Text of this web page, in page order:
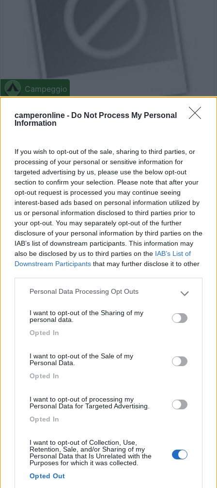
camperonline - Do Not Process My Personal
Information
If you wish to opt-out of the sale, sharing to third parties, or
processing of your personal or sensitive information for
targeted advertising by us, please use the below opt-out
section to confirm your selection. Please note that after your
opt-out request is processed you may continue seeing
interest-based ads based on personal information utilized by
us or personal information disclosed to third parties prior to
your opt-out. You may separately opt-out of the further
disclosure of your personal information by third parties on the
IAB’s list of downstream participants. This information may
also be disclosed by us to third parties on the IAB’s List of
Downstream Participants that may further disclose it to other
Please note that this website/app uses one or more Google
not limited to your visit or usage behaviour. You may click to
grant or deny consent to Google and its third-party tags to
use your data for below specified purposes in below Google
Personal Data Processing Opt Outs
I want to opt-out of the Sharing of my
personal data.
Opted In
I want to opt-out of the Sale of my
Personal Data.
Opted In
I want to opt-out of processing my
Personal Data for Targeted Advertising.
Opted In
I want to opt-out of Collection, Use,
Retention, Sale, and/or Sharing of my
Personal Data that Is Unrelated with the
Purposes for which it was collected.
Opted Out
Campeggio
Camping Centro Turistico Valmilana
Situato tra le verdi colline del Piemonte, a 7 km da Ales...
Valmadonna (AL) - 47.2km
Terme di Monte Valenza
Servizi / Posizione
Via Fontana, 13